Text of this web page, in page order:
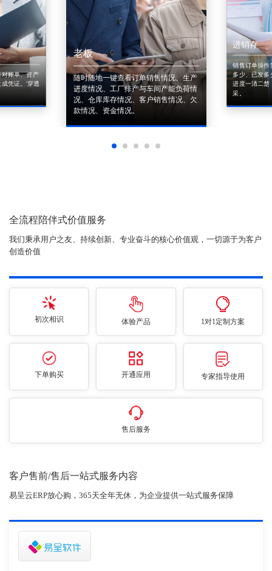
账单、资产
凭证。'穿透
老板
随时随地一键查看订单销售情况、生产
进度情况、工厂排产与车间产能负荷情
况、仓库库存情况、客户销售情况、欠
款情况、资金情况。
进销存
销售订单操作
多少、已发多
进度一清二楚
采。
全流程陪伴式价值服务
我们秉承用户之友、持续创新、专业奋斗的核心价值观，一切源于为客户
创造价值
初次相识 体验产品 1对1定制方案
下单购买 开通应用 专家指导使用
售后服务
客户售前/售后一站式服务内容
易呈云ERP放心购，365天全年无休，为企业提供一站式服务保障